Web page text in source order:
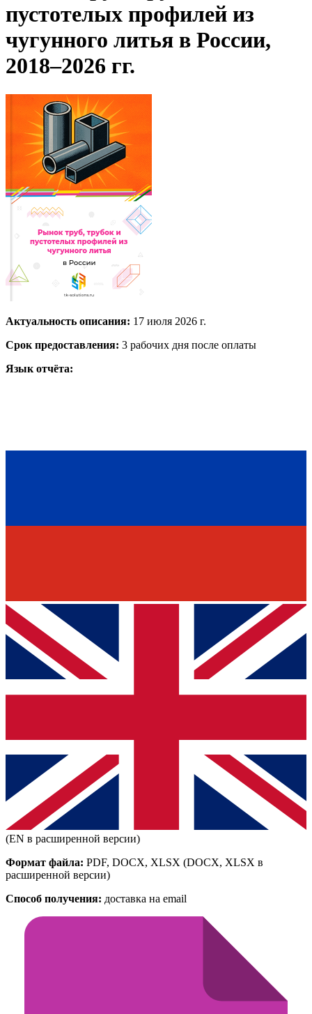
пустотелых профилей из
чугунного литья в России,
2018–2026 гг.
Актуальность описания: 17 июля 2026 г.
Срок предоставления: 3 рабочих дня после оплаты
Язык отчёта:
(EN в расширенной версии)
Формат файла: PDF, DOCX, XLSX (DOCX, XLSX в
расширенной версии)
Способ получения: доставка на email